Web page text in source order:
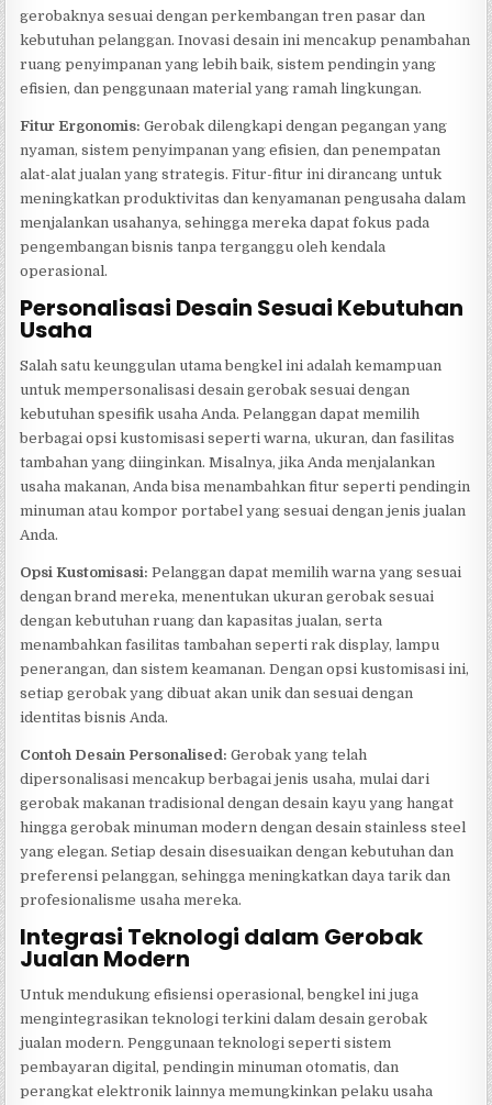
gerobaknya sesuai dengan perkembangan tren pasar dan
kebutuhan pelanggan. Inovasi desain ini mencakup penambahan
ruang penyimpanan yang lebih baik, sistem pendingin yang
efisien, dan penggunaan material yang ramah lingkungan.
Fitur Ergonomis: Gerobak dilengkapi dengan pegangan yang
nyaman, sistem penyimpanan yang efisien, dan penempatan
alat-alat jualan yang strategis. Fitur-fitur ini dirancang untuk
meningkatkan produktivitas dan kenyamanan pengusaha dalam
menjalankan usahanya, sehingga mereka dapat fokus pada
pengembangan bisnis tanpa terganggu oleh kendala
operasional.
Personalisasi Desain Sesuai Kebutuhan
Usaha
Salah satu keunggulan utama bengkel ini adalah kemampuan
untuk mempersonalisasi desain gerobak sesuai dengan
kebutuhan spesifik usaha Anda. Pelanggan dapat memilih
berbagai opsi kustomisasi seperti warna, ukuran, dan fasilitas
tambahan yang diinginkan. Misalnya, jika Anda menjalankan
usaha makanan, Anda bisa menambahkan fitur seperti pendingin
minuman atau kompor portabel yang sesuai dengan jenis jualan
Anda.
Opsi Kustomisasi: Pelanggan dapat memilih warna yang sesuai
dengan brand mereka, menentukan ukuran gerobak sesuai
dengan kebutuhan ruang dan kapasitas jualan, serta
menambahkan fasilitas tambahan seperti rak display, lampu
penerangan, dan sistem keamanan. Dengan opsi kustomisasi ini,
setiap gerobak yang dibuat akan unik dan sesuai dengan
identitas bisnis Anda.
Contoh Desain Personalised: Gerobak yang telah
dipersonalisasi mencakup berbagai jenis usaha, mulai dari
gerobak makanan tradisional dengan desain kayu yang hangat
hingga gerobak minuman modern dengan desain stainless steel
yang elegan. Setiap desain disesuaikan dengan kebutuhan dan
preferensi pelanggan, sehingga meningkatkan daya tarik dan
profesionalisme usaha mereka.
Integrasi Teknologi dalam Gerobak
Jualan Modern
Untuk mendukung efisiensi operasional, bengkel ini juga
mengintegrasikan teknologi terkini dalam desain gerobak
jualan modern. Penggunaan teknologi seperti sistem
pembayaran digital, pendingin minuman otomatis, dan
perangkat elektronik lainnya memungkinkan pelaku usaha